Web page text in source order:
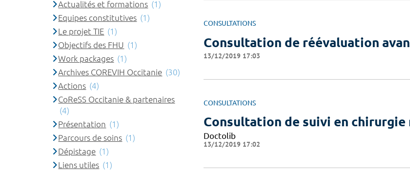
CONSULTATIONS
Consultation de réévaluation
13/12/2019 17:03
CONSULTATIONS
Consultation de suivi en chirurgie
Doctolib
13/12/2019 17:02
Actualités et formations (1)
Equipes constitutives (1)
Le projet TIE (1)
Objectifs des FHU (1)
Work packages (1)
Archives COREVIH Occitanie (30)
Actions (4)
CoReSS Occitanie & partenaires
(4)
Présentation (1)
Parcours de soins (1)
Dépistage (1)
Liens utiles (1)